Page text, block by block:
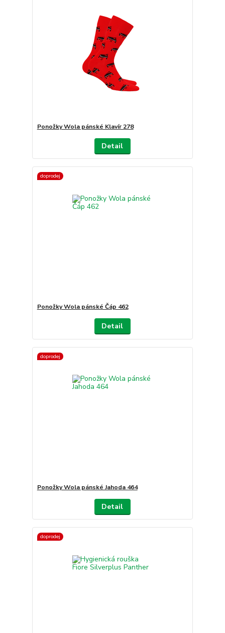
Ponožky Wola pánské Klavír 278
Detail
doprodej
Ponožky Wola pánské Čáp 462
Detail
doprodej
Ponožky Wola pánské Jahoda 464
Detail
doprodej